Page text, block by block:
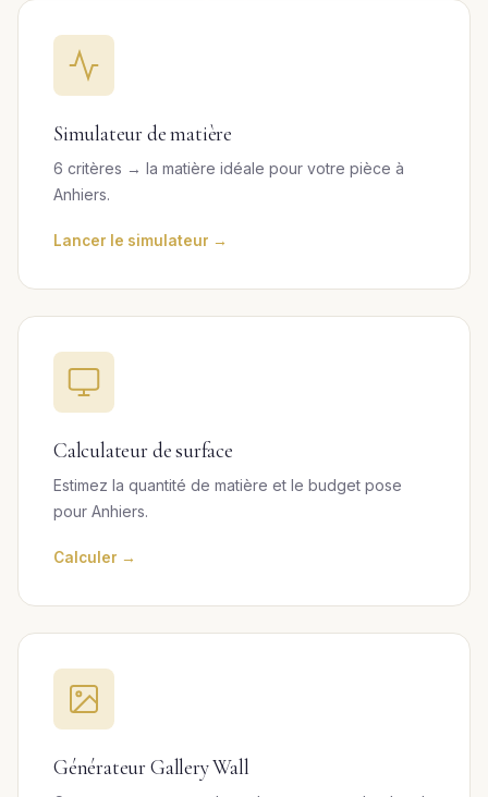
Simulateur de matière
6 critères → la matière idéale pour votre pièce à
Anhiers.
Lancer le simulateur →
Calculateur de surface
Estimez la quantité de matière et le budget pose
pour Anhiers.
Calculer →
Générateur Gallery Wall